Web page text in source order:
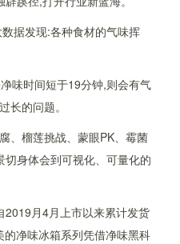
据发现:各种食材的气味挥
味时间短于19分钟,则会有气
长的问题。
、榴莲挑战、蒙眼PK、霉菌
切身体会到可视化、可量化的
2019月4月上市以来累计发货
净味冰箱系列凭借净味黑科